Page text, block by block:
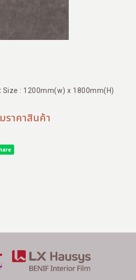
Size : 1200mm(w) x 1800mm(H)
ราคาสินค้า